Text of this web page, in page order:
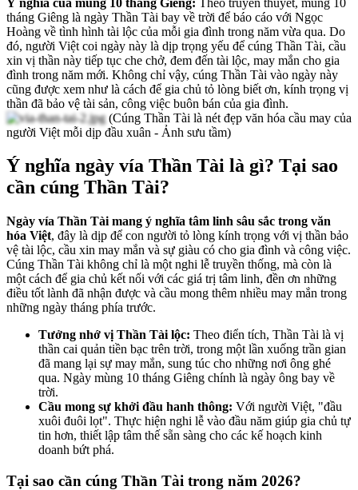
tháng Giêng là ngày Thần Tài bay về trời để báo cáo với Ngọc
Hoàng về tình hình tài lộc của mỗi gia đình trong năm vừa qua. Do
đó, người Việt coi ngày này là dịp trọng yếu để cúng Thần Tài, cầu
xin vị thần này tiếp tục che chở, đem đến tài lộc, may mắn cho gia
đình trong năm mới. Không chỉ vậy, cúng Thần Tài vào ngày này
cũng được xem như là cách để gia chủ tỏ lòng biết ơn, kính trọng vị
thần đã bảo vệ tài sản, công việc buôn bán của gia đình.
(Cúng Thần Tài là nét đẹp văn hóa cầu may của
người Việt mỗi dịp đầu xuân - Ảnh sưu tầm)
Ý nghĩa ngày vía Thần Tài là gì? Tại sao
cần cúng Thần Tài?
Ngày vía Thần Tài mang ý nghĩa tâm linh sâu sắc trong văn
hóa Việt, đây là dịp để con người tỏ lòng kính trọng với vị thần bảo
vệ tài lộc, cầu xin may mắn và sự giàu có cho gia đình và công việc.
Cúng Thần Tài không chỉ là một nghi lễ truyền thống, mà còn là
một cách để gia chủ kết nối với các giá trị tâm linh, đền ơn những
điều tốt lành đã nhận được và cầu mong thêm nhiều may mắn trong
những ngày tháng phía trước.
Tưởng nhớ vị Thần Tài lộc: Theo điển tích, Thần Tài là vị
thần cai quản tiền bạc trên trời, trong một lần xuống trần gian
đã mang lại sự may mắn, sung túc cho những nơi ông ghé
qua. Ngày mùng 10 tháng Giêng chính là ngày ông bay về
trời.
Cầu mong sự khởi đầu hanh thông: Với người Việt, "đầu
xuôi đuôi lọt". Thực hiện nghi lễ vào đầu năm giúp gia chủ tự
tin hơn, thiết lập tâm thế sẵn sàng cho các kế hoạch kinh
doanh bứt phá.
Tại sao cần cúng Thần Tài trong năm 2026?